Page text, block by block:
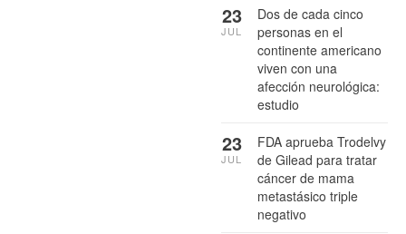
Dos de cada cinco
personas en el
continente americano
viven con una
afección neurológica:
estudio
23
JUL
FDA aprueba Trodelvy
de Gilead para tratar
cáncer de mama
metastásico triple
negativo
23
JUL